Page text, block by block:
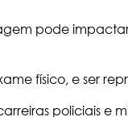
pode
físico, e ser
policiais e